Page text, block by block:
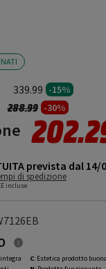
339.99 -15%
Prezzo ridotto da
288.99a-30%
prevista dal 14/
di spedizione
incluse
C: Estetica prodotto buona